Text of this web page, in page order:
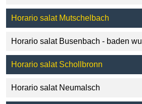
Horario salat Mutschelbach
Horario salat Busenbach - baden
Horario salat Schollbronn
Horario salat Neumalsch